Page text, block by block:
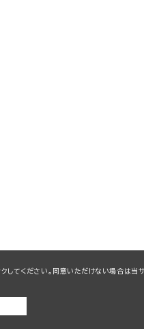
てください。同意いただけない場合は当